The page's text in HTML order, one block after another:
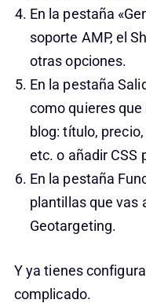
En la pestaña
soporte AMP, el
otras opciones.
En la pestaña
como quieres
blog: título,
etc. o añadir CSS
En la pestaña
plantillas que vas
Geotargeting.
Y ya tienes
complicado.